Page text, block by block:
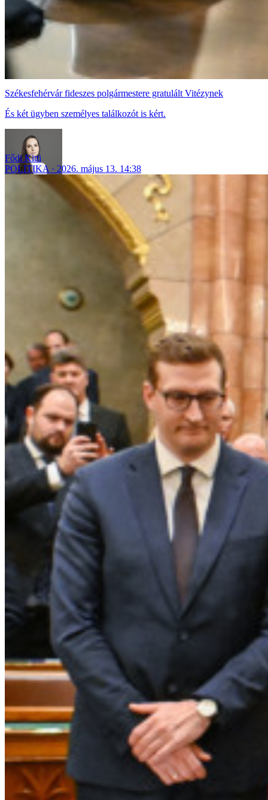
Székesfehérvár fideszes polgármestere gratulált Vitézynek
És két ügyben személyes találkozót is kért.
Fődi Kitti
POLITIKA
2026. május 13. 14:38